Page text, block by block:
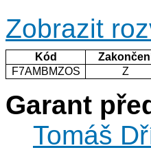
Zobrazit
Kód
F7AMBMZOS
Z
Garant
Tomáš